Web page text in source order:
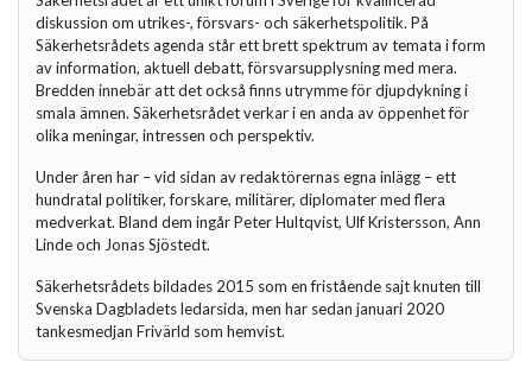
diskussion om utrikes-, försvars- och säkerhetspolitik. På
Säkerhetsrådets agenda står ett brett spektrum av temata i form
av information, aktuell debatt, försvarsupplysning med mera.
Bredden innebär att det också finns utrymme för djupdykning i
smala ämnen. Säkerhetsrådet verkar i en anda av öppenhet för
olika meningar, intressen och perspektiv.
Under åren har – vid sidan av redaktörernas egna inlägg – ett
hundratal politiker, forskare, militärer, diplomater med flera
medverkat. Bland dem ingår Peter Hultqvist, Ulf Kristersson, Ann
Linde och Jonas Sjöstedt.
Säkerhetsrådets bildades 2015 som en fristående sajt knuten till
Svenska Dagbladets ledarsida, men har sedan januari 2020
tankesmedjan Frivärld som hemvist.